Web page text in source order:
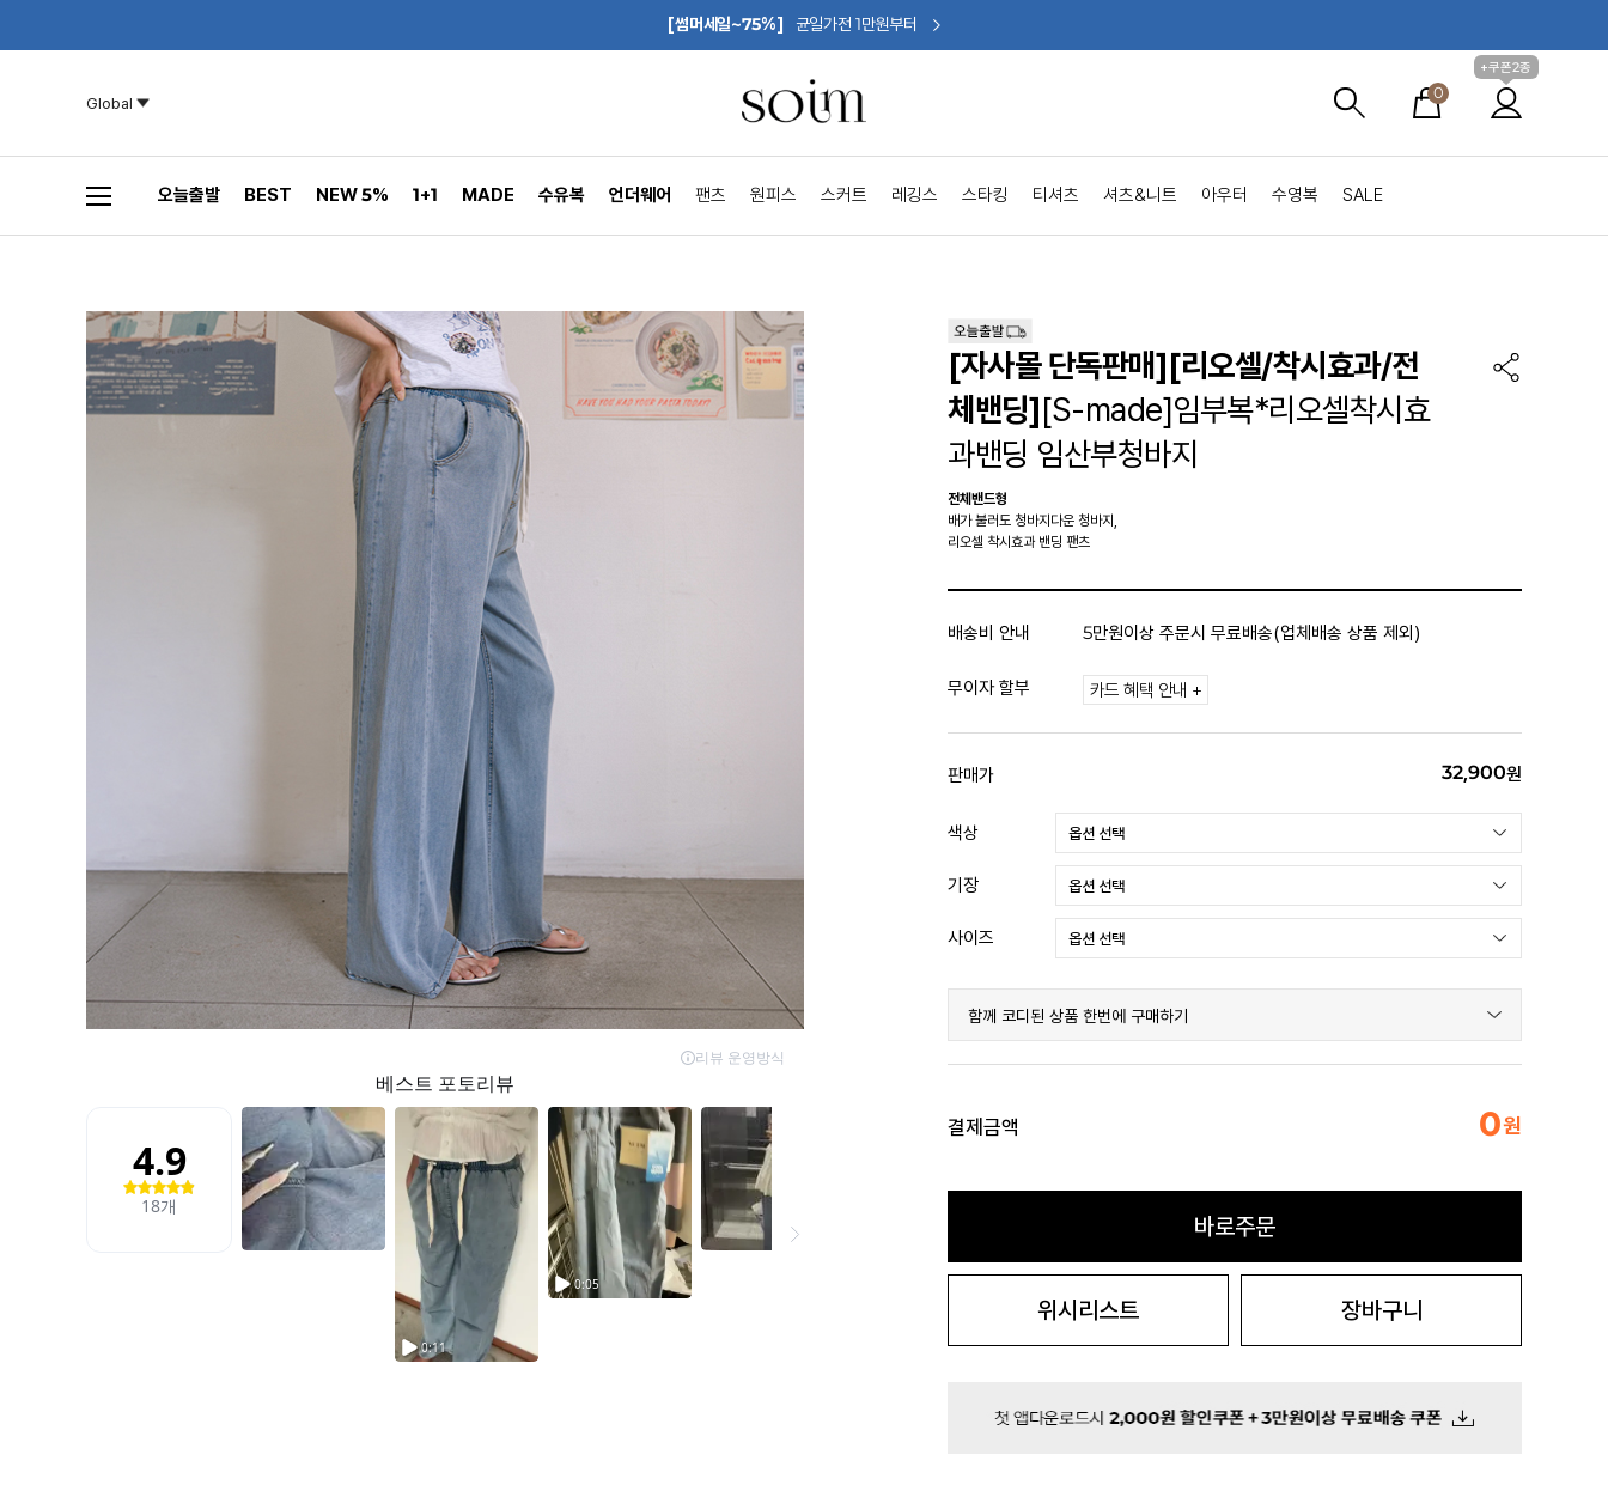
[썸머세일~75%] 균일가전 1만원부터
Global
0
+쿠폰2종
오늘출발 BEST NEW 5% 1+1 MADE 수유복 언더웨어 팬츠 원피스 스커트 레깅스 스타킹 티셔츠 셔츠&니트 아우터 수영복 SALE
[자사몰 단독판매][리오셀/착시효과/전
체밴딩][S-made]임부복*리오셀착시효
과밴딩 임산부청바지
전체밴드형
배가 불러도 청바지다운 청바지,
리오셀 착시효과 밴딩 팬츠
배송비 안내 5만원이상 주문시 무료배송(업체배송 상품 제외)
무이자 할부 카드 혜택 안내 +
판매가 32,900원
색상
기장
사이즈
함께 코디된 상품 한번에 구매하기
결제금액 0원
바로주문
위시리스트 장바구니